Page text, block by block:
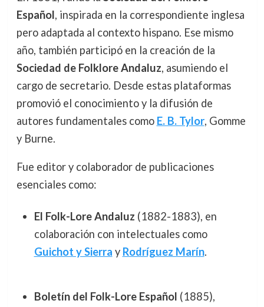
Español, inspirada en la correspondiente inglesa
pero adaptada al contexto hispano. Ese mismo
año, también participó en la creación de la
Sociedad de Folklore Andaluz, asumiendo el
cargo de secretario. Desde estas plataformas
promovió el conocimiento y la difusión de
autores fundamentales como E. B. Tylor, Gomme
y Burne.
Fue editor y colaborador de publicaciones
esenciales como:
El Folk-Lore Andaluz (1882-1883), en
colaboración con intelectuales como
Guichot y Sierra y Rodríguez Marín.
Boletín del Folk-Lore Español (1885),